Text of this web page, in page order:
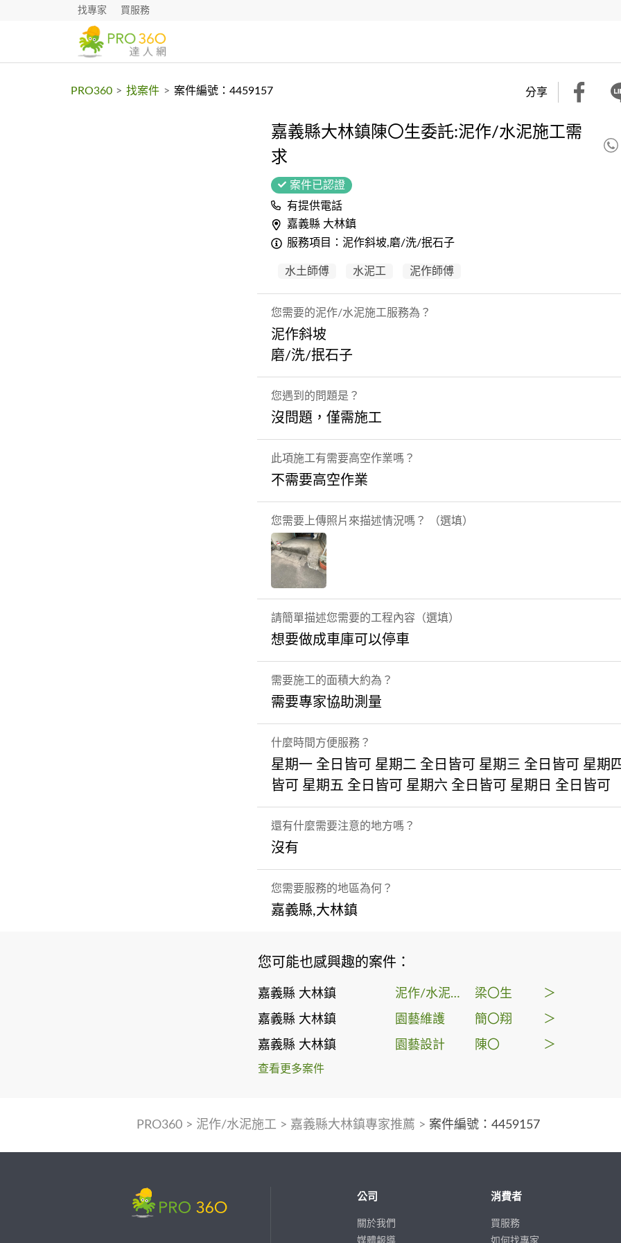
找專家 買服務
PRO360 > 找案件 > 案件編號：4459157 分享
嘉義縣大林鎮陳〇生委託:泥作/水泥施工需
求
案件已認證
有提供電話
嘉義縣 大林鎮
服務項目：泥作斜坡,磨/洗/抿石子
水土師傅 水泥工 泥作師傅
您需要的泥作/水泥施工服務為？
泥作斜坡
磨/洗/抿石子
您遇到的問題是？
沒問題，僅需施工
此項施工有需要高空作業嗎？
不需要高空作業
您需要上傳照片來描述情況嗎？ （選填）
請簡單描述您需要的工程內容（選填）
想要做成車庫可以停車
需要施工的面積大約為？
需要專家協助測量
什麼時間方便服務？
星期一 全日皆可 星期二 全日皆可 星期三 全日皆可 星期
皆可 星期五 全日皆可 星期六 全日皆可 星期日 全日皆可
還有什麼需要注意的地方嗎？
沒有
您需要服務的地區為何？
嘉義縣,大林鎮
您可能也感興趣的案件：
嘉義縣 大林鎮 泥作/水泥施工 梁〇生 ＞
嘉義縣 大林鎮 園藝維護 簡〇翔 ＞
嘉義縣 大林鎮 園藝設計 陳〇 ＞
查看更多案件
PRO360> 泥作/水泥施工 > 嘉義縣大林鎮專家推薦 > 案件編號：4459157
公司
關於我們
媒體報導
消費者
買服務
如何找專家